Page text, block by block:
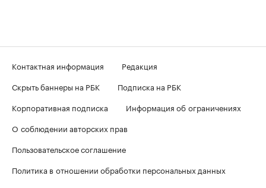
Контактная информация
Редакция
Скрыть баннеры на РБК
Подписка на РБК
Корпоративная подписка
Информация об ограничениях
О соблюдении авторских прав
Пользовательское соглашение
Политика в отношении обработки персональных данных